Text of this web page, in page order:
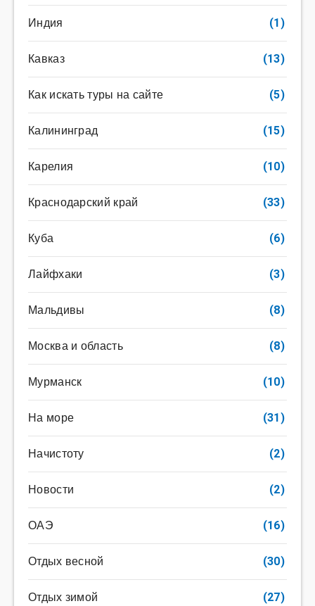
Индия (1)
Кавказ (13)
Как искать туры на сайте (5)
Калининград (15)
Карелия (10)
Краснодарский край (33)
Куба (6)
Лайфхаки (3)
Мальдивы (8)
Москва и область (8)
Мурманск (10)
На море (31)
Начистоту (2)
Новости (2)
ОАЭ (16)
Отдых весной (30)
Отдых зимой (27)